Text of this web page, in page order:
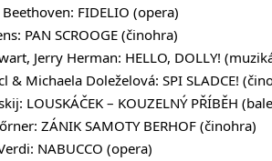
FIDELIO (opera)
PAN SCROOGE (činohra)
Jerry Herman: HELLO, DOLLY!
& Michaela Doleželová: SPI SLADCE!
LOUSKÁČEK – KOUZELNÝ PŘÍBĚH
ZÁNIK SAMOTY BERHOF (činohra)
NABUCCO (opera)